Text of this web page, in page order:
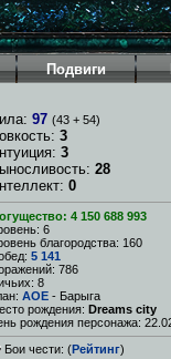
Подвиги
97 (43 + 54)
3
3
28
0
4 150 688 993
6
благородства: 160
5 141
786
8
AOE - Барыга
рождения: Dreams city
рождения персонажа:
Бои чести: (Рейтинг)